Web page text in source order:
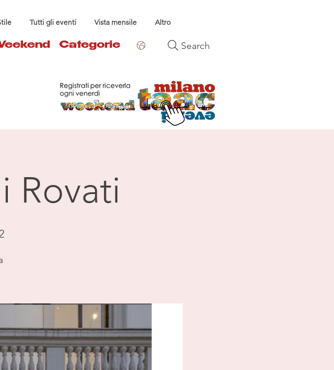
Tutti gli eventi Vista mensile Altro
Categorie Search
Rovati